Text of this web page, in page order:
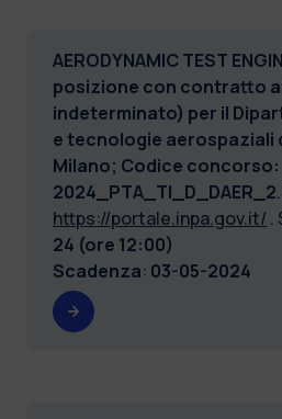
AERODYNAMIC TEST
posizione con contratto
indeterminato) per il
e tecnologie aerospaziali
Milano; Codice concorso:
2024_PTA_TI_D_DAER_2.
https://portale.inpa.gov.it/ .
24 (ore 12:00)
Scadenza: 03-05-2024